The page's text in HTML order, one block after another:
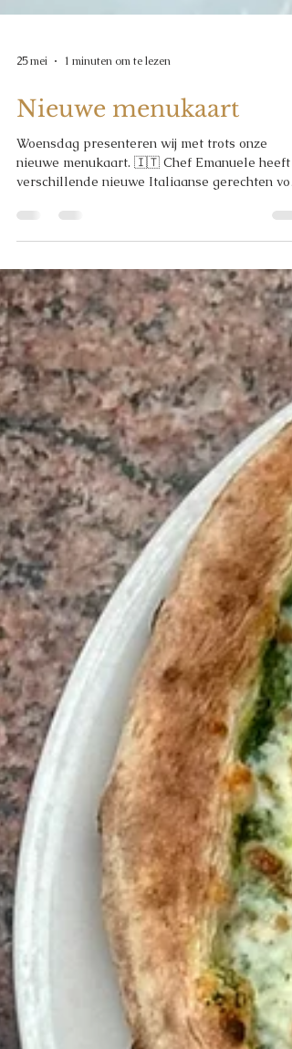
25 mei 1 minuten om te lezen
Nieuwe menukaart
verschillende nieuwe Italiaanse gerechten
jullie gemaakt & wij van Team Da Gigi, kunnen
niet wachten om jullie te mogen verwelkomen.
🫶🏻 Scroll voor een sneak peak van een
nieuwe voorgerechten. 👀 A presto, Team Da
Gigi. #dagigi #italiaanseten #pasta #pizza
#veenendaalcentrum